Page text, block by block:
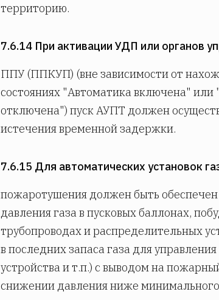
территорию.
7.6.14 При активации УДП или органов
ППУ (ППКУП) (вне зависимости от
состояниях "Автоматика включена" или
отключена") пуск АУПТ должен
истечения временной задержки.
7.6.15 Для автоматических установок
пожаротушения должен быть
давления газа в пусковых баллонах,
трубопроводах и распределительных
в последних запаса газа для
устройства и т.п.) с выводом на
снижении давления ниже